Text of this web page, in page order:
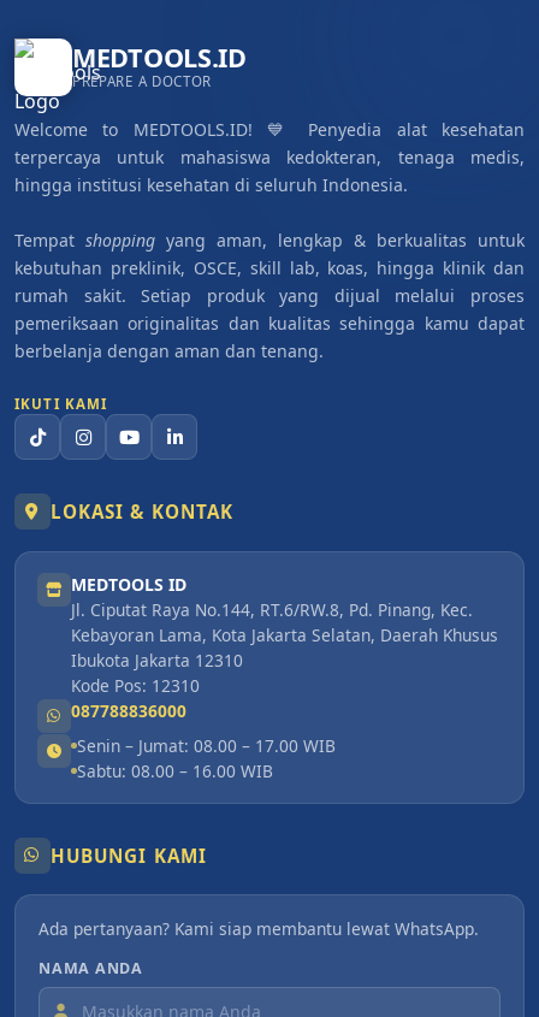
MEDTOOLS.ID
PREPARE A DOCTOR
Welcome to MEDTOOLS.ID! 💙 Penyedia alat kesehatan
terpercaya untuk mahasiswa kedokteran, tenaga medis,
hingga institusi kesehatan di seluruh Indonesia.
Tempat shopping yang aman, lengkap & berkualitas untuk
kebutuhan preklinik, OSCE, skill lab, koas, hingga klinik dan
rumah sakit. Setiap produk yang dijual melalui proses
pemeriksaan originalitas dan kualitas sehingga kamu dapat
berbelanja dengan aman dan tenang.
IKUTI KAMI
LOKASI & KONTAK
MEDTOOLS ID
Jl. Ciputat Raya No.144, RT.6/RW.8, Pd. Pinang, Kec.
Kebayoran Lama, Kota Jakarta Selatan, Daerah Khusus
Ibukota Jakarta 12310
Kode Pos: 12310
087788836000
Senin – Jumat: 08.00 – 17.00 WIB
Sabtu: 08.00 – 16.00 WIB
HUBUNGI KAMI
Ada pertanyaan? Kami siap membantu lewat WhatsApp.
NAMA ANDA